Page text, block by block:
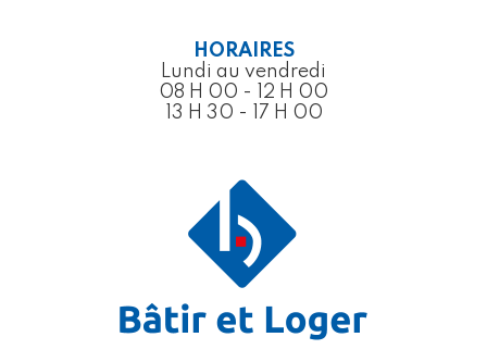
HORAIRES
Lundi au vendredi
08 H 00 - 12 H 00
13 H 30 - 17 H 00